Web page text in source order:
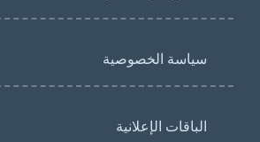
سياسة الخصوصية
الباقات الإعلانية